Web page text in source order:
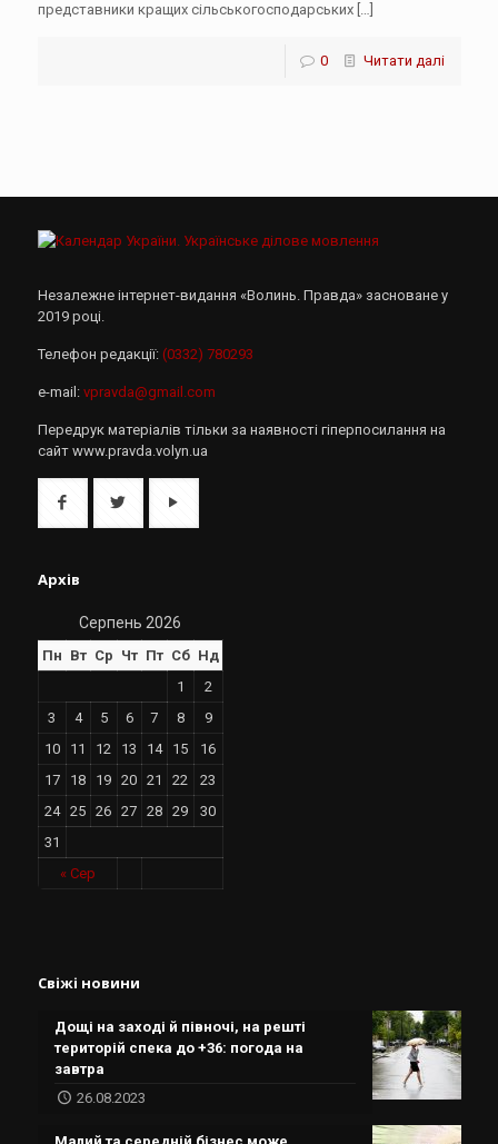
представники кращих сільськогосподарських[…]
0 Читати далі
Незалежне інтернет-видання «Волинь. Правда» засноване у
2019 році.
Телефон редакції: (0332) 780293
e-mail: vpravda@gmail.com
Передрук матеріалів тільки за наявності гіперпосилання на
сайт www.pravda.volyn.ua
Архів
Серпень 2026
Пн Вт Ср Чт Пт Сб Нд
« Сер
1
2
3
4 5 6 7 8
9
10
11 12 13 14 15
16
17
18 19 20 21 22
23
24
25 26 27 28 29
30
31
Свіжі новини
Дощі на заході й півночі, на решті
територій спека до +36: погода на
завтра
26.08.2023